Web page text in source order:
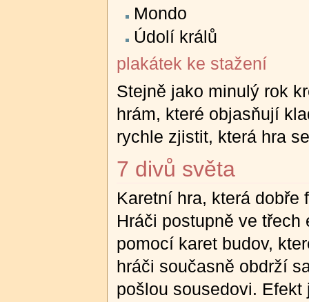
Mondo
Údolí králů
plakátek ke stažení
Stejně jako minulý rok
hrám, které objasňují
rychle zjistit, která hra
7 divů světa
Karetní hra, která dobře
Hráči postupně ve
pomocí karet budov,
hráči současně obdrží
pošlou sousedovi.